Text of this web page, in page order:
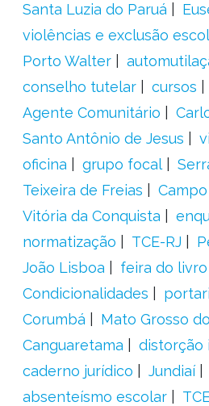
Santa Luzia do Paruá
violências e exclusão
Porto Walter
conselho tutelar
cursos
Agente Comunitário
Santo Antônio de Jesus
oficina
grupo focal
Teixeira de Freias
Vitória da Conquista
normatização
TCE-RJ
João Lisboa
feira do livro
Condicionalidades
Corumbá
Mato Grosso
Canguaretama
distorção
caderno jurídico
Jundiaí
absenteísmo escolar